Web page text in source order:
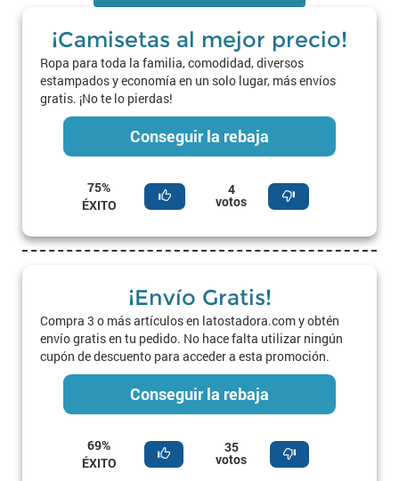
¡Camisetas al mejor precio!
Ropa para toda la familia, comodidad, diversos
estampados y economía en un solo lugar, más envíos
gratis. ¡No te lo pierdas!
Conseguir la rebaja
75%
ÉXITO
4
votos
¡Envío Gratis!
Compra 3 o más artículos en latostadora.com y obtén
envío gratis en tu pedido. No hace falta utilizar ningún
cupón de descuento para acceder a esta promoción.
Conseguir la rebaja
69%
ÉXITO
35
votos